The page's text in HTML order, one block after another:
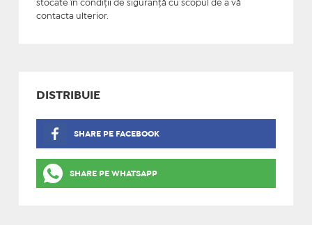
stocate în condiţii de siguranţă cu scopul de a vă
contacta ulterior.
DISTRIBUIE
SHARE PE FACEBOOK
SHARE PE WHATSAPP